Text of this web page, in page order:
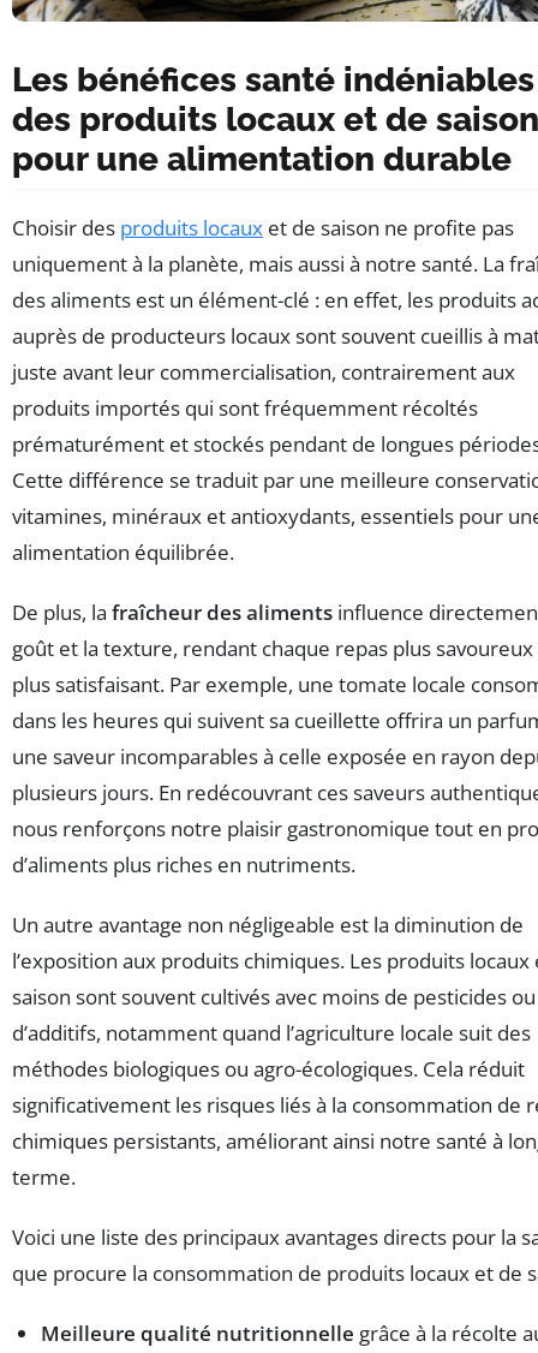
Les bénéfices santé indéniables
des produits locaux et de saison
pour une alimentation durable
Choisir des produits locaux et de saison ne profite pas
uniquement à la planète, mais aussi à notre santé. La
des aliments est un élément-clé : en effet, les produits
auprès de producteurs locaux sont souvent cueillis à
juste avant leur commercialisation, contrairement aux
produits importés qui sont fréquemment récoltés
prématurément et stockés pendant de longues
Cette différence se traduit par une meilleure
vitamines, minéraux et antioxydants, essentiels pour
alimentation équilibrée.
De plus, la fraîcheur des aliments influence
goût et la texture, rendant chaque repas plus
plus satisfaisant. Par exemple, une tomate locale
dans les heures qui suivent sa cueillette offrira un
une saveur incomparables à celle exposée en rayon
plusieurs jours. En redécouvrant ces saveurs
nous renforçons notre plaisir gastronomique tout en
d’aliments plus riches en nutriments.
Un autre avantage non négligeable est la diminution de
l’exposition aux produits chimiques. Les produits locaux
saison sont souvent cultivés avec moins de pesticides ou
d’additifs, notamment quand l’agriculture locale suit des
méthodes biologiques ou agro-écologiques. Cela réduit
significativement les risques liés à la consommation de
chimiques persistants, améliorant ainsi notre santé à
terme.
Voici une liste des principaux avantages directs pour la
que procure la consommation de produits locaux et de
Meilleure qualité nutritionnelle grâce à la récolte